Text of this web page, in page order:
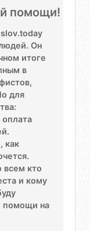
помощи!
Он
итоге
в
для
как
всем кто
и кому
помощи на